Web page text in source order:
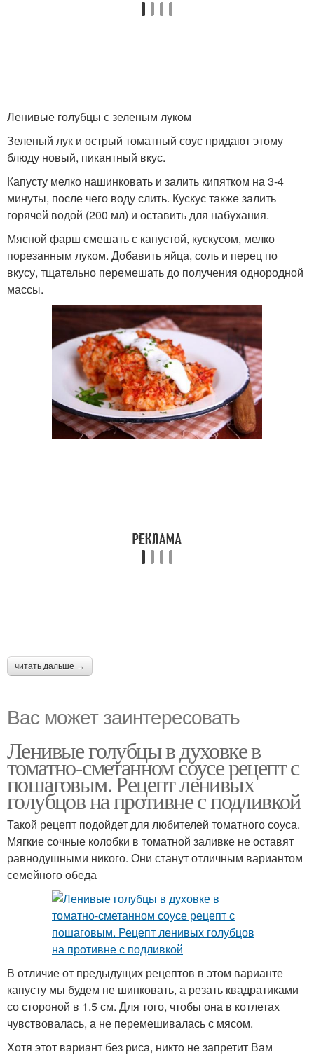
Ленивые голубцы с зеленым луком
Зеленый лук и острый томатный соус придают этому
блюду новый, пикантный вкус.
Капусту мелко нашинковать и залить кипятком на 3-4
минуты, после чего воду слить. Кускус также залить
горячей водой (200 мл) и оставить для набухания.
Мясной фарш смешать с капустой, кускусом, мелко
порезанным луком. Добавить яйца, соль и перец по
вкусу, тщательно перемешать до получения однородной
массы.
читать дальше →
Вас может заинтересовать
Ленивые голубцы в духовке в
томатно-сметанном соусе рецепт с
пошаговым. Рецепт ленивых
голубцов на противне с подливкой
Такой рецепт подойдет для любителей томатного соуса.
Мягкие сочные колобки в томатной заливке не оставят
равнодушными никого. Они станут отличным вариантом
семейного обеда
В отличие от предыдущих рецептов в этом варианте
капусту мы будем не шинковать, а резать квадратиками
со стороной в 1.5 см. Для того, чтобы она в котлетах
чувствовалась, а не перемешивалась с мясом.
Хотя этот вариант без риса, никто не запретит Вам